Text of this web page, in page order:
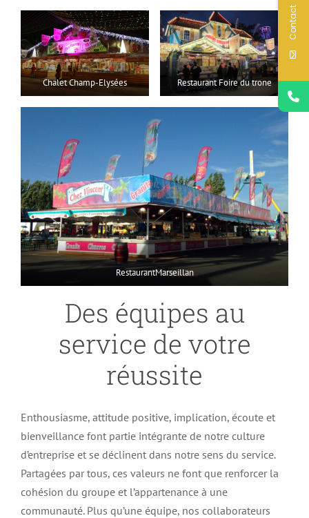
Chalet Champ-Elysées Restaurant Foire du trone
RestaurantMarseillan
Des équipes au
service de votre
réussite
Enthousiasme, attitude positive, implication, écoute et
bienveillance font partie intégrante de notre culture
d’entreprise et se déclinent dans notre sens du service.
Partagées par tous, ces valeurs ne font que renforcer la
cohésion du groupe et l’appartenance à une
communauté. Plus qu’une équipe, nos collaborateurs
Contact